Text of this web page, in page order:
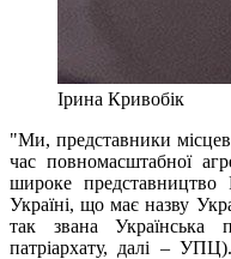
Ірина Кривобік
"Ми, представники
час повномасштабної
широке представництво
Україні, що має назву
так звана Українська
патріархату, далі –